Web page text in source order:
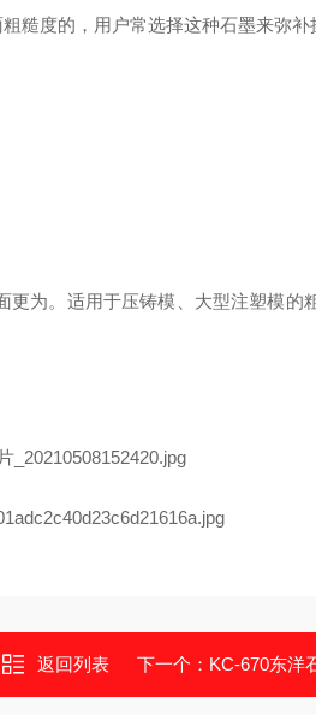
糙度的，用户常选择这种石墨来弥
为。适用于压铸模、大型注塑模的
返回列表 下一个： KC-670东洋石